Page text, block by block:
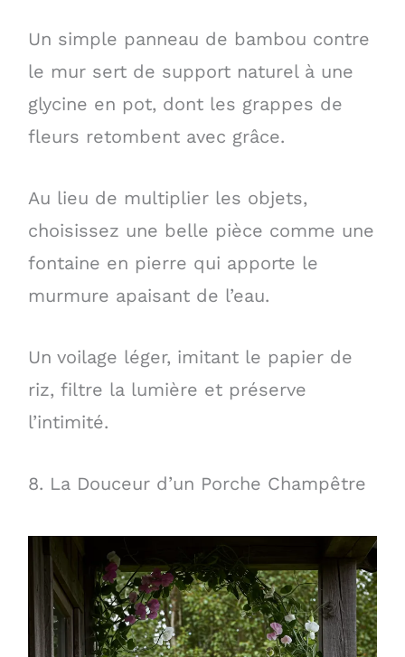
Un simple panneau de bambou contre
le mur sert de support naturel à une
glycine en pot, dont les grappes de
fleurs retombent avec grâce.
Au lieu de multiplier les objets,
choisissez une belle pièce comme une
fontaine en pierre qui apporte le
murmure apaisant de l’eau.
Un voilage léger, imitant le papier de
riz, filtre la lumière et préserve
l’intimité.
8. La Douceur d’un Porche Champêtre